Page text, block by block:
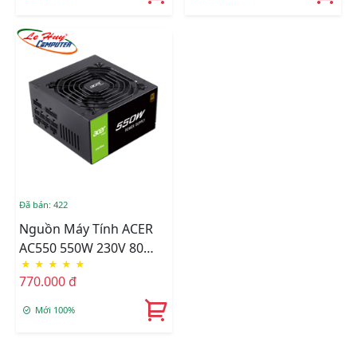
Đã bán: 422
Nguồn Máy Tính ACER
AC550 550W 230V 80
Plus Bronze Full
Modular [ƯU ĐÃI CỰC
SỐC]
★ ★ ★ ★ ★
770.000 đ
Mới 100%